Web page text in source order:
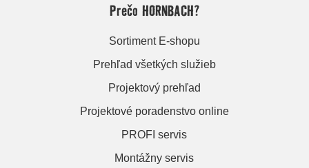
Prečo HORNBACH?
Sortiment E-shopu
Prehľad všetkých služieb
Projektový prehľad
Projektové poradenstvo online
PROFI servis
Montážny servis